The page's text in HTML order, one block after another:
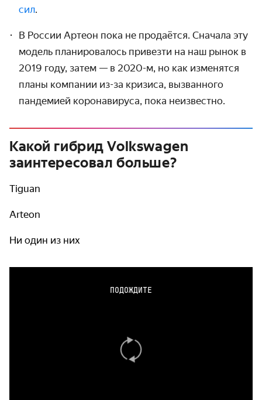
сил.
В России Артеон пока не продаётся. Сначала эту
модель планировалось привезти на наш рынок в
2019 году, затем — в 2020-м, но как изменятся
планы компании из-за кризиса, вызванного
пандемией коронавируса, пока неизвестно.
Какой гибрид Volkswagen
заинтересовал больше?
Tiguan
Arteon
Ни один из них
ПОДОЖДИТЕ